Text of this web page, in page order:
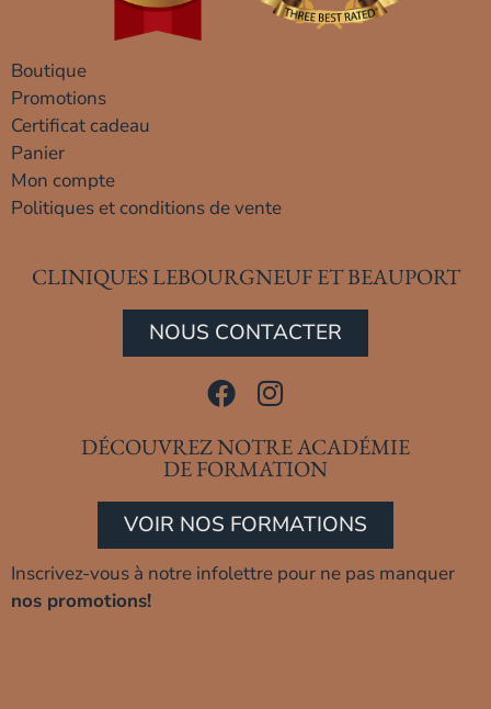
Boutique
Promotions
Certificat cadeau
Panier
Mon compte
Politiques et conditions de vente
CLINIQUES LEBOURGNEUF ET BEAUPORT
NOUS CONTACTER
DÉCOUVREZ NOTRE ACADÉMIE
DE FORMATION
VOIR NOS FORMATIONS
Inscrivez-vous à notre infolettre pour ne pas manquer
nos promotions!